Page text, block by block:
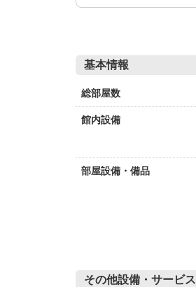
基本情報
総部屋数
館内設備
部屋設備・備品
その他設備・サービス